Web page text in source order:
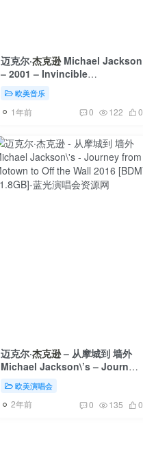
迈克尔·杰克逊Michael Jackson
– 2001 – Invincible
[24Bit/96kHz] [Hi-Res Flac
1.61GB]
欧美音乐
1年前 0 122 0
迈克尔·杰克逊– 从摩城到 墙外
Michael Jackson\’s – Journey
from Motown to Off the Wall
2016 [BDMV 21.8GB]
欧美演唱会
2年前 0 135 0